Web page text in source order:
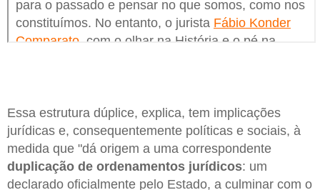
Essa estrutura dúplice, explica, tem implicações
jurídicas e, consequentemente políticas e sociais, à
medida que "dá origem a uma correspondente
duplicação de ordenamentos jurídicos: um
declarado oficialmente pelo Estado, a culminar com o